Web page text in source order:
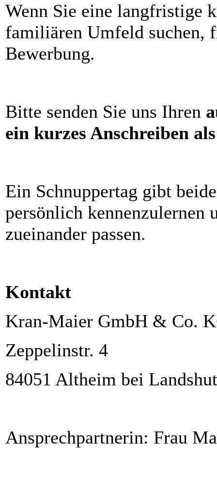
Wenn Sie eine langfristige
familiären Umfeld suchen,
Bewerbung.
Bitte senden Sie uns Ihren
ein kurzes Anschreiben
Ein Schnuppertag gibt
persönlich kennenzulernen
zueinander passen.
Kontakt
Kran-Maier GmbH & Co.
Zeppelinstr. 4
84051 Altheim bei Landshut
Ansprechpartnerin: Frau